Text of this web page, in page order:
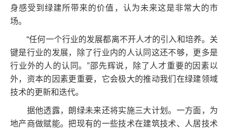
身感受到绿建所带来的价值，认为未来这是非常大的市
场。
“任何一个行业的发展都离不开人才的引入和培养。关
键是行业的发展，除了行业内的人认同这还不够，更多是
行业外的人的认同。”邵先辉说，除了人才重要的因素以
外，资本的因素更重要，它会极大的推动我们在绿建领域
技术的更新和迭代。
据他透露，朗绿未来还将实施三大计划。一方面，为
地产商做赋能。把现有的一些技术在建筑技术、人居技术